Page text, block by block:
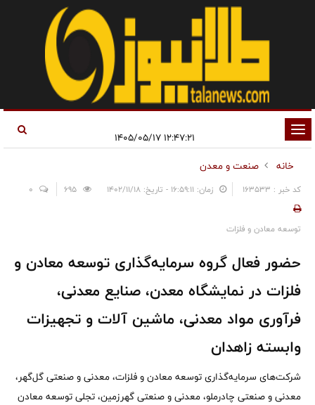
تغییر
وضعیت
ناوبری
خانه
صنعت و معدن
کد خبر : 163533 زمان: ۱۶:۵۹:۱۱ - تاریخ: ۱۴۰۲/۱۱/۱۸ 0
توسعه معادن و فلزات
حضور فعال گروه سرمایه‌گذاری توسعه معادن و
فلزات در نمایشگاه معدن، صنایع معدنی،
فرآوری مواد معدنی، ماشین آلات و تجهیزات
وابسته زاهدان
شرکت‌های سرمایه‌گذاری توسعه معادن و فلزات، معدنی و صنعتی گل‌گهر،
معدنی و صنعتی چادرملو، معدنی و صنعتی گهرزمین، تجلی توسعه معادن